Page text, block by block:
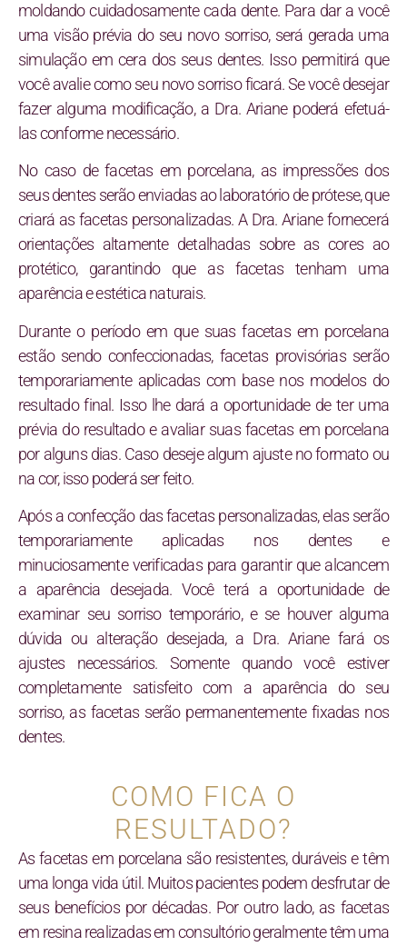
moldando cuidadosamente cada dente. Para dar a você
uma visão prévia do seu novo sorriso, será gerada uma
simulação em cera dos seus dentes. Isso permitirá que
você avalie como seu novo sorriso ficará. Se você desejar
fazer alguma modificação, a Dra. Ariane poderá efetuá-
las conforme necessário.
No caso de facetas em porcelana, as impressões dos
seus dentes serão enviadas ao laboratório de prótese, que
criará as facetas personalizadas. A Dra. Ariane fornecerá
orientações altamente detalhadas sobre as cores ao
protético, garantindo que as facetas tenham uma
aparência e estética naturais.
Durante o período em que suas facetas em porcelana
estão sendo confeccionadas, facetas provisórias serão
temporariamente aplicadas com base nos modelos do
resultado final. Isso lhe dará a oportunidade de ter uma
prévia do resultado e avaliar suas facetas em porcelana
por alguns dias. Caso deseje algum ajuste no formato ou
na cor, isso poderá ser feito.
Após a confecção das facetas personalizadas, elas serão
temporariamente aplicadas nos dentes e
minuciosamente verificadas para garantir que alcancem
a aparência desejada. Você terá a oportunidade de
examinar seu sorriso temporário, e se houver alguma
dúvida ou alteração desejada, a Dra. Ariane fará os
ajustes necessários. Somente quando você estiver
completamente satisfeito com a aparência do seu
sorriso, as facetas serão permanentemente fixadas nos
dentes.
COMO FICA O
RESULTADO?
As facetas em porcelana são resistentes, duráveis e têm
uma longa vida útil. Muitos pacientes podem desfrutar de
seus benefícios por décadas. Por outro lado, as facetas
em resina realizadas em consultório geralmente têm uma